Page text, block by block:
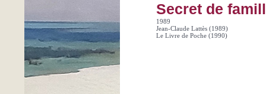
Secret de
1989
Jean-Claude Lattès (1989)
Le Livre de Poche (1990)